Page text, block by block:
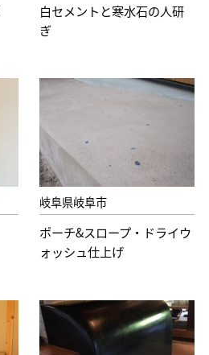
白セメントと寒水石の人研
ぎ
岐阜県岐阜市
ポーチ&スロープ・ドライウ
ォッシュ仕上げ